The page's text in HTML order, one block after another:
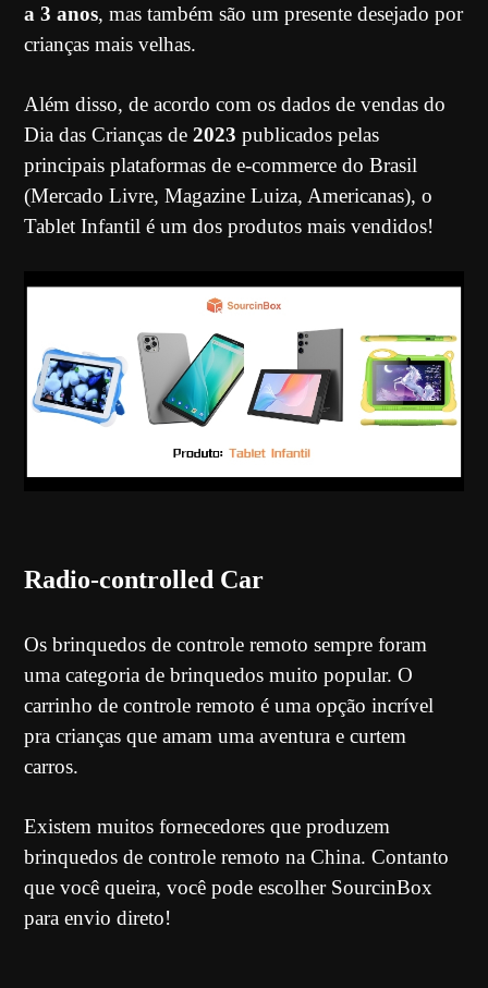
a 3 anos, mas também são um presente desejado por
crianças mais velhas.
Além disso, de acordo com os dados de vendas do
Dia das Crianças de2023 publicados pelas
principais plataformas de e-commerce do Brasil
(Mercado Livre, Magazine Luiza, Americanas), o
Tablet Infantil é um dos produtos mais vendidos!
Radio-controlled Car
Os brinquedos de controle remoto sempre foram
uma categoria de brinquedos muito popular. O
carrinho de controle remoto é uma opção incrível
pra crianças que amam uma aventura e curtem
carros.
Existem muitos fornecedores que produzem
brinquedos de controle remoto na China. Contanto
que você queira, você pode escolher SourcinBox
para envio direto!